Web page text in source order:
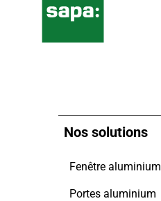
Nos solutions
Fenêtre aluminium
Portes aluminium